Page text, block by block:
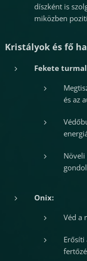
díszként is
miközben
Kristályok és fő
Fekete
és az
Növeli
Onix:
Véd a
Erősíti